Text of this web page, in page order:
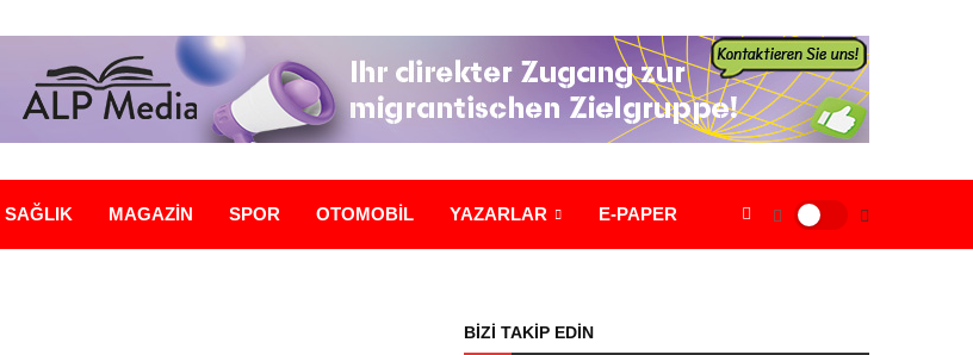
SAĞLIK MAGAZİN SPOR OTOMOBİL YAZARLAR E-PAPER
BİZİ TAKİP EDİN